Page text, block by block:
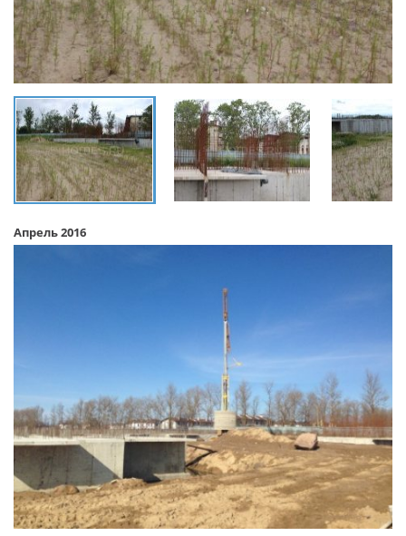
Апрель 2016